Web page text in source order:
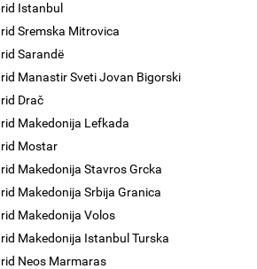
Istanbul
Sremska Mitrovica
Sarandë
Manastir Sveti Jovan Bigorski
Drač
Makedonija Lefkada
Mostar
Makedonija Stavros Grcka
Makedonija Srbija Granica
Makedonija Volos
Makedonija Istanbul Turska
Neos Marmaras